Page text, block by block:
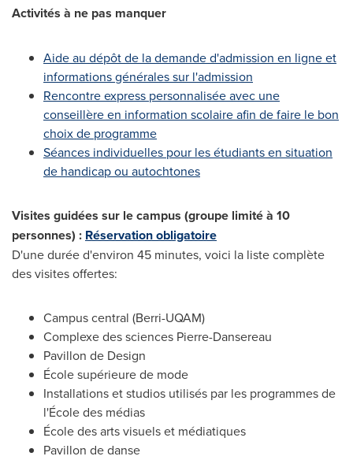
Activités à ne pas manquer
Aide au dépôt de la demande d'admission en ligne et
informations générales sur l'admission
Rencontre express personnalisée avec une
conseillère en information scolaire afin de faire le bon
choix de programme
Séances individuelles pour les étudiants en situation
de handicap ou autochtones
Visites guidées sur le campus (groupe limité à 10
personnes) : Réservation obligatoire
D'une durée d'environ 45 minutes, voici la liste complète
des visites offertes:
Campus central (Berri-UQAM)
Complexe des sciences Pierre-Dansereau
Pavillon de Design
École supérieure de mode
Installations et studios utilisés par les programmes de
l'École des médias
École des arts visuels et médiatiques
Pavillon dedanse